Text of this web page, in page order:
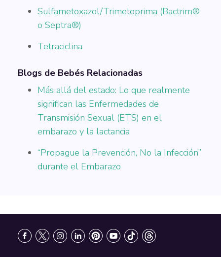
Sulfametoxazol/Trimetoprima (Bactrim®
o Septra®)
Tetraciclina
Blogs de Bebés Relacionadas
Más allá del estado: Lo que realmente
significan las Enfermedades de
Transmisión Sexual (ETS) en el
embarazo y la lactancia
“Propague la Prevención, No la Infección”
durante el Embarazo